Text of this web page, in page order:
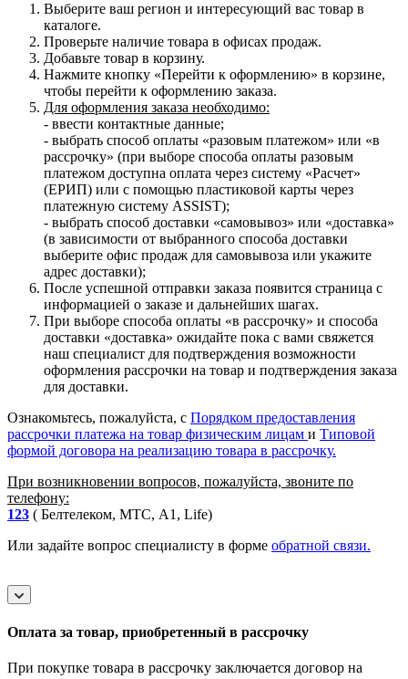
Выберите ваш регион и интересующий вас товар в
каталоге.
Проверьте наличие товара в офисах продаж.
Добавьте товар в корзину.
Нажмите кнопку «Перейти к оформлению» в корзине,
чтобы перейти к оформлению заказа.
Для оформления заказа необходимо:
- ввести контактные данные;
- выбрать способ оплаты «разовым платежом» или «в
рассрочку» (при выборе способа оплаты разовым
платежом доступна оплата через систему «Расчет»
(ЕРИП) или с помощью пластиковой карты через
платежную систему ASSIST);
- выбрать способ доставки «самовывоз» или «доставка»
(в зависимости от выбранного способа доставки
выберите офис продаж для самовывоза или укажите
адрес доставки);
После успешной отправки заказа появится страница с
информацией о заказе и дальнейших шагах.
При выборе способа оплаты «в рассрочку» и способа
доставки «доставка» ожидайте пока с вами свяжется
наш специалист для подтверждения возможности
оформления рассрочки на товар и подтверждения заказа
для доставки.
Ознакомьтесь, пожалуйста, с Порядком предоставления
рассрочки платежа на товар физическим лицам и Типовой
формой договора на реализацию товара в рассрочку.
При возникновении вопросов, пожалуйста, звоните по
телефону:
123 ( Белтелеком, МТС, A1, Life)
Или задайте вопрос специалисту в форме обратной связи.
Оплата за товар, приобретенный в рассрочку
При покупке товара в рассрочку заключается договор на